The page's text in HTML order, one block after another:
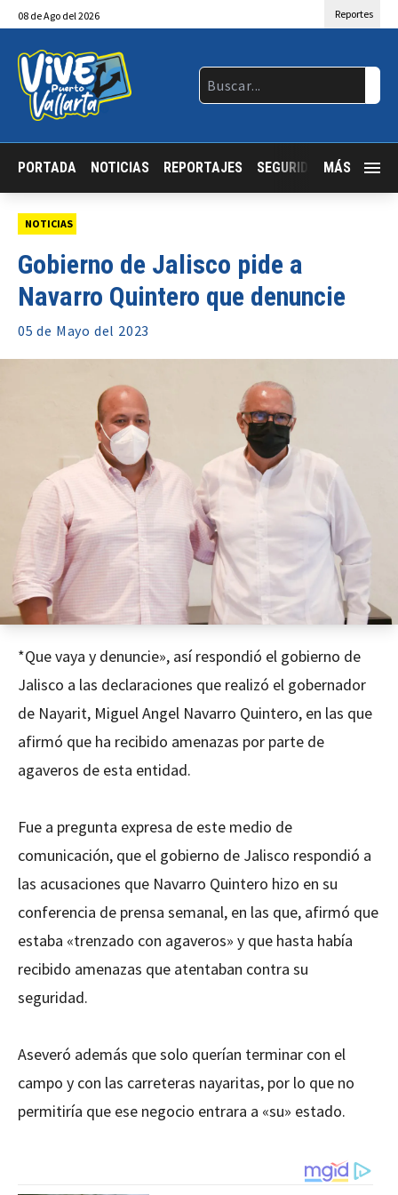
08 deAgo del 2026 Reportes
PORTADA NOTICIAS REPORTAJES SEGURIDAD JALISCO
MÁS
NOTICIAS
Gobierno de Jalisco pide a
Navarro Quintero que denuncie
05 de Mayo del 2023
*Que vaya y denuncie», así respondió el gobierno de
Jalisco a las declaraciones que realizó el gobernador
de Nayarit, Miguel Angel Navarro Quintero, en las que
afirmó que ha recibido amenazas por parte de
agaveros de esta entidad.
Fue a pregunta expresa de este medio de
comunicación, que el gobierno de Jalisco respondió a
las acusaciones que Navarro Quintero hizo en su
conferencia de prensa semanal, en las que, afirmó que
estaba «trenzado con agaveros» y que hasta había
recibido amenazas que atentaban contra su
seguridad.
Aseveró además que solo querían terminar con el
campo y con las carreteras nayaritas, por lo que no
permitiría que ese negocio entrara a «su» estado.